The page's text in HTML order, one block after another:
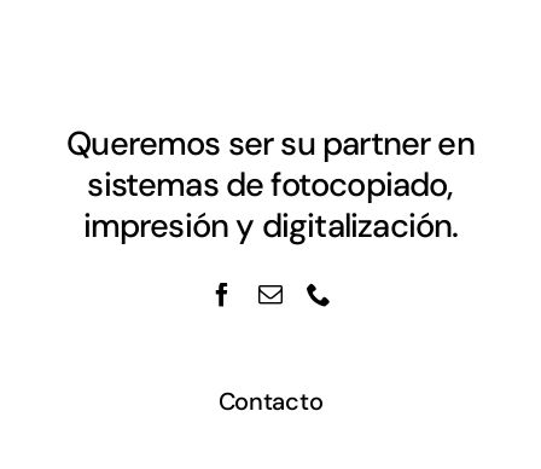
Queremos ser su partner en
sistemas de fotocopiado,
impresión y digitalización.
Contacto